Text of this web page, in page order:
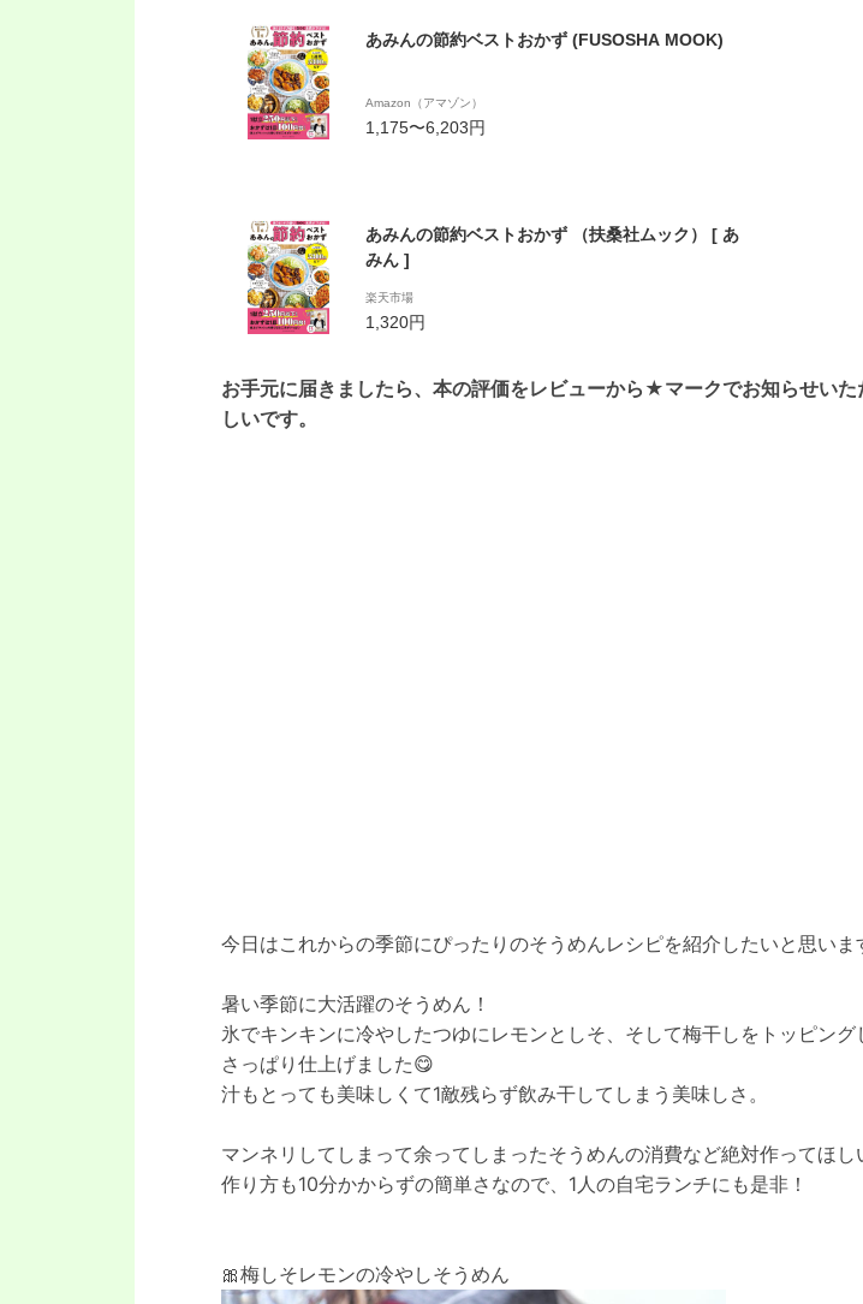
あみんの節約ベストおかず (FUSOSHA MOOK)
Amazon（アマゾン）
1,175〜6,203円
あみんの節約ベストおかず （扶桑社ムック） [ あ
みん ]
楽天市場
1,320円
お手元に届きましたら、本の評価をレビューから★マークでお知らせいた
しいです。
今日はこれからの季節にぴったりのそうめんレシピを紹介したいと思いま
暑い季節に大活躍のそうめん！⁡
氷でキンキンに冷やしたつゆにレモンとしそ、そして梅干しをトッピング
さっぱり仕上げました😋
汁もとっても美味しくて1敵残らず飲み干してしまう美味しさ。
マンネリしてしまって余ってしまったそうめんの消費など絶対作ってほし
⁡作り方も10分かからずの簡単さなので、1人の自宅ランチにも是非！
🎀梅しそレモンの冷やしそうめん